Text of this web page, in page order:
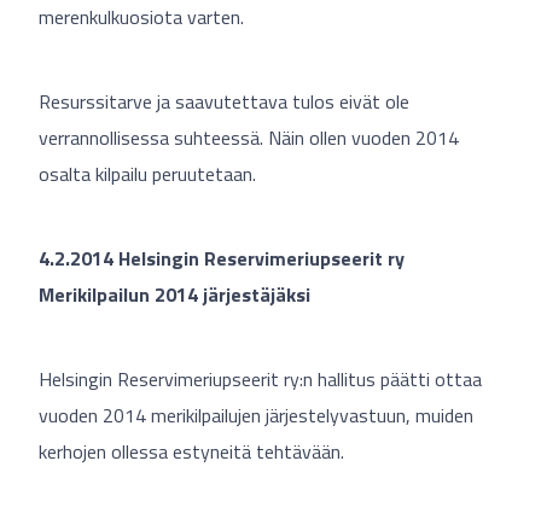
merenkulkuosiota varten.
Resurssitarve ja saavutettava tulos eivät ole
verrannollisessa suhteessä. Näin ollen vuoden 2014
osalta kilpailu peruutetaan.
4.2.2014 Helsingin Reservimeriupseerit ry
Merikilpailun 2014 järjestäjäksi
Helsingin Reservimeriupseerit ry:n hallitus päätti ottaa
vuoden 2014 merikilpailujen järjestelyvastuun, muiden
kerhojen ollessa estyneitä tehtävään.